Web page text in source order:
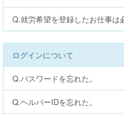
Q.就労希望を登録したお仕事は
ログインについて
Q.パスワードを忘れた。
Q.ヘルパーIDを忘れた。